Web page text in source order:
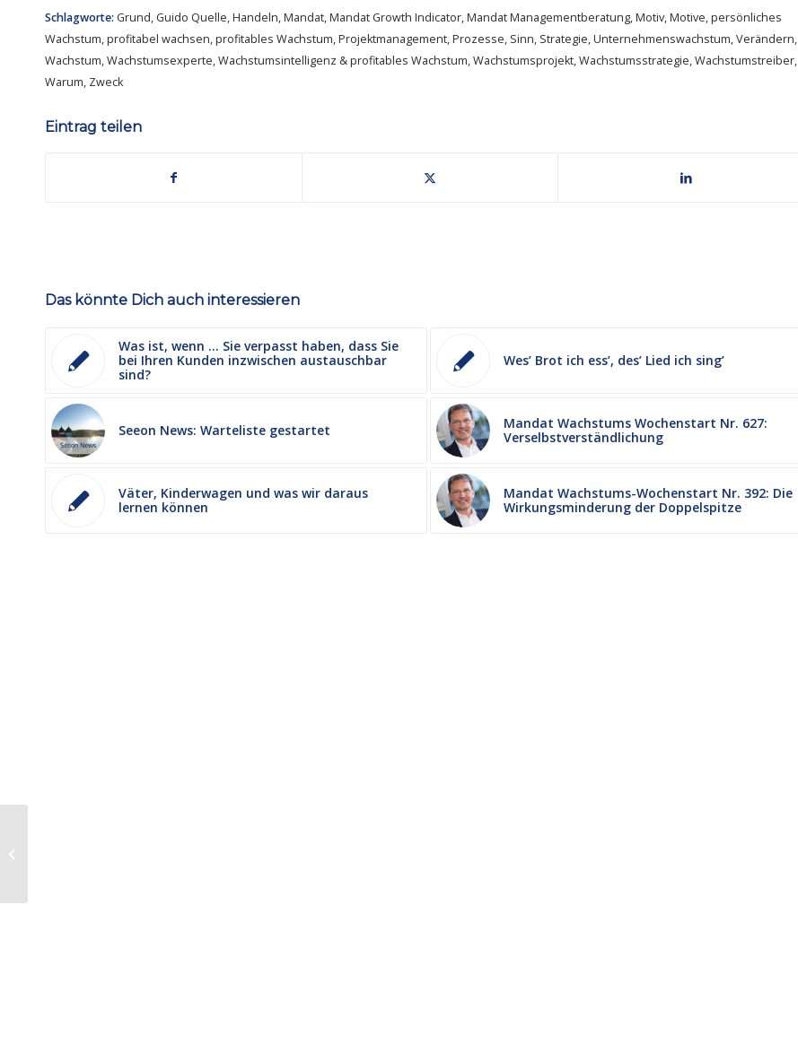
Schlagworte: Grund, Guido Quelle,Handeln,Mandat,Mandat Growth Indicator,Mandat Managementberatung,Motiv,Motive,persönliches
Wachstum,profitabel wachsen,profitables Wachstum,Projektmanagement,Prozesse, Sinn, Strategie,Unternehmenswachstum,Verändern,
Wachstum,Wachstumsexperte,Wachstumsintelligenz & profitables Wachstum,Wachstumsprojekt,Wachstumsstrategie,Wachstumstreiber,
Warum, Zweck
Eintrag teilen
Das könnte Dich auch interessieren
Was ist, wenn … Sie verpasst haben, dass Sie
bei Ihren Kunden inzwischen austauschbar
sind?
Wes’ Brot ich ess’, des’ Lied ich sing’
Seeon News: Warteliste gestartet
Mandat Wachstums Wochenstart Nr. 627:
Verselbstverständlichung
Väter, Kinderwagen und was wir daraus
lernen können
Mandat Wachstums-Wochenstart Nr. 392: Die
Wirkungsminderung der Doppelspitze